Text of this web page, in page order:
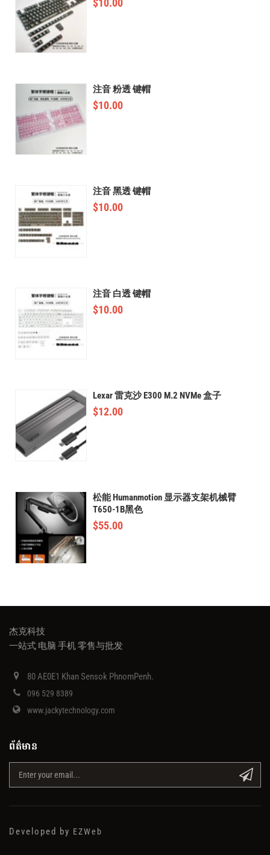
$10.00
注音 粉透 键帽
$10.00
注音 黑透 键帽
$10.00
注音 白透 键帽
$10.00
Lexar 雷克沙 E300 M.2 NVMe 盒子
$12.00
松能 Humanmotion 显示器支架机械臂
T650-1B黑色
$55.00
杰克科技
一站式 电脑 手机 零售与批发
80 AE0E1 Khan Sensok PhnomPenh.
096 529 8389
www.jackytechnology.com
ព័ត៌មាន
Developed by EZWeb